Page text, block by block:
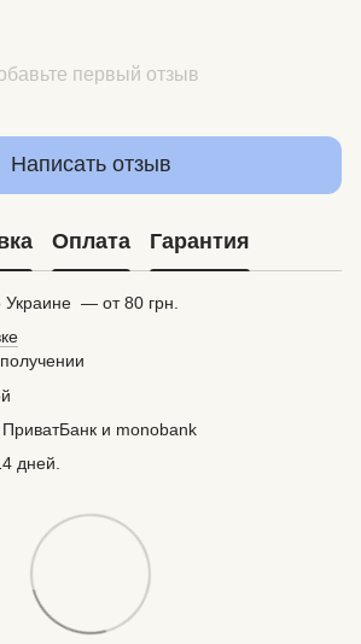
первый отзыв
Написать отзыв
Оплата Гарантия
Украине — от 80 грн.
и monobank
дней.